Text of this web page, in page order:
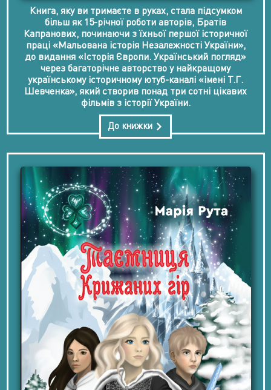
Книга, яку ви тримаєте в руках, стала підсумком
більш як 15-річної роботи авторів, Братів
Капранових, починаючи з їхньої першої історичної
праці «Мальована історія Незалежності України»,
до видання «Історія Європи. Український погляд»
через багаторічне авторство у найкращому
українському історичному ютуб-каналі «імені Т.Г.
Шевченка», який створив понад три сотні цікавих
фільмів з історії України.
До книжки